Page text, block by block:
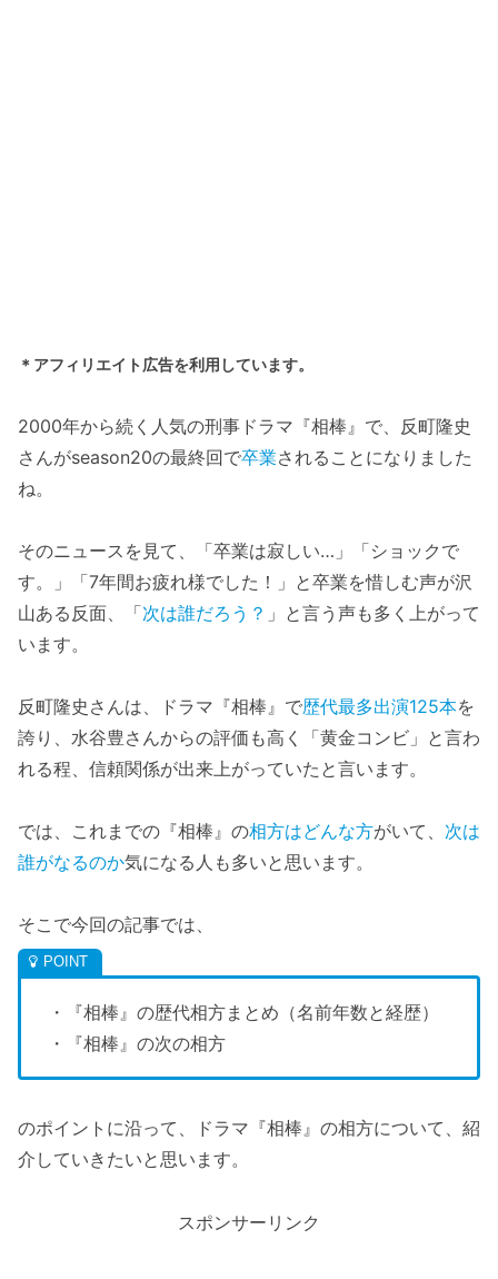
＊アフィリエイト広告を利用しています。
2000年から続く人気の刑事ドラマ『相棒』で、反町隆史
さんがseason20の最終回で卒業されることになりました
ね。
そのニュースを見て、「卒業は寂しい…」「ショックで
す。」「7年間お疲れ様でした！」と卒業を惜しむ声が沢
山ある反面、「次は誰だろう？ 」と言う声も多く上がって
います。
反町隆史さんは、ドラマ『相棒』で歴代最多出演125本を
誇り、水谷豊さんからの評価も高く「黄金コンビ」と言わ
れる程、信頼関係が出来上がっていたと言います。
では、これまでの『相棒』の相方はどんな方がいて、 次は
誰がなるのか気になる人も多いと思います。
そこで今回の記事では、
・『相棒』の歴代相方まとめ（名前年数と経歴）
・『相棒』の次の相方
のポイントに沿って、ドラマ『相棒』の相方について、紹
介していきたいと思います。
スポンサーリンク